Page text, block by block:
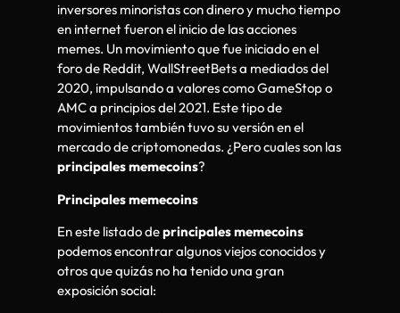
inversores minoristas con dinero y mucho tiempo
en internet fueron el inicio de las acciones
memes. Un movimiento que fue iniciado en el
foro de Reddit, WallStreetBets a mediados del
2020, impulsando a valores como GameStop o
AMC a principios del 2021. Este tipo de
movimientos también tuvo su versión en el
mercado de criptomonedas. ¿Pero cuales son las
principales memecoins?
Principales memecoins
En este listado deprincipales memecoins
podemos encontrar algunos viejos conocidos y
otros que quizás no ha tenido una gran
exposición social: